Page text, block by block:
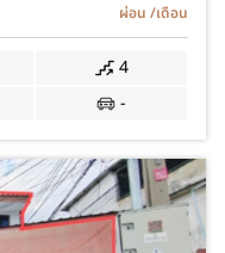
ผ่อน /เดือน
4
-